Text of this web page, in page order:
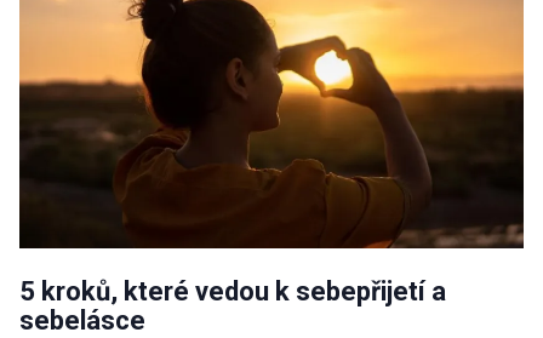
5 kroků, které vedou k sebepřijetí a
sebelásce